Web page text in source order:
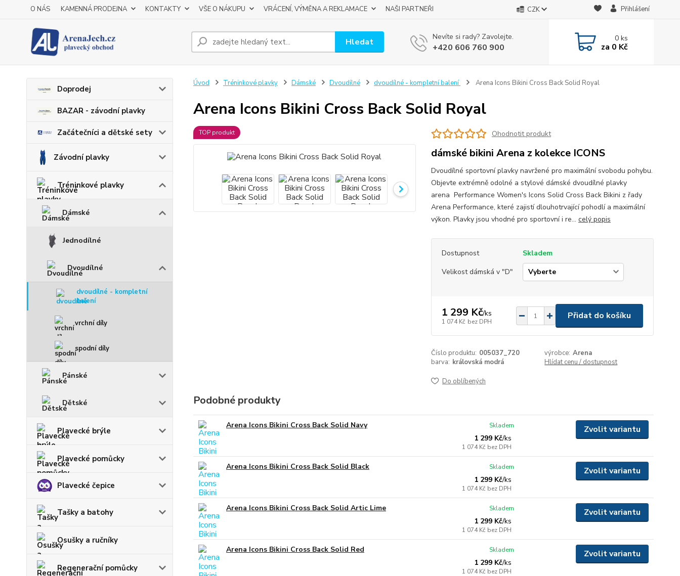
O NÁS KAMENNÁ PRODEJNA KONTAKTY VŠE O NÁKUPU VRÁCENÍ, VÝMĚNA A REKLAMACE NAŠI PARTNEŘI CZK Přihlášení
Hledat Nevíte si rady? Zavolejte.
+420 606 760 900
0ks
za 0 Kč
Doprodej
BAZAR - závodní plavky
Začátečníci a dětské sety
Závodní plavky
Tréninkové plavky
Dámské
Jednodílné
Dvoudílné
dvoudílné - kompletní
balení
vrchní díly
spodní díly
Pánské
Dětské
Plavecké brýle
Plavecké pomůcky
Plavecké čepice
Tašky a batohy
Osušky a ručníky
Regenerační pomůcky
Úvod Tréninkové plavky Dámské Dvoudílné dvoudílné - kompletní balení Arena Icons Bikini Cross Back Solid Royal
Arena Icons Bikini Cross Back Solid Royal
TOP produkt Ohodnotit produkt
dámské bikini Arena z kolekce ICONS
Dvoudílné sportovní plavky navržené pro maximální svobodu pohybu.
Objevte extrémně odolné a stylové dámské dvoudílné plavky
arena Performance Women's Icons Solid Cross Back Bikini z řady
Arena Performance, které zajistí dlouhotrvající pohodlí a maximální
výkon. Plavky jsou vhodné pro sportovní i re... celý popis
Dostupnost
Skladem
Velikost dámská v "D"
1 299 Kč/ks
1 074 Kč bez DPH
Přidat do košíku
Číslo produktu: 005037_720 výrobce: Arena
barva: královská modrá Hlídat cenu / dostupnost
Do oblíbených
Podobné produkty
Arena Icons Bikini Cross Back Solid Navy
1 299 Kč/ks
1 074 Kč bez DPH
Skladem Zvolit variantu
Arena Icons Bikini Cross Back Solid Black
1 299 Kč/ks
1 074 Kč bez DPH
Skladem Zvolit variantu
Arena Icons Bikini Cross Back Solid Artic Lime
1 299 Kč/ks
1 074 Kč bez DPH
Skladem Zvolit variantu
Arena Icons Bikini Cross Back Solid Red
1 299 Kč/ks
1 074 Kč bez DPH
Skladem Zvolit variantu